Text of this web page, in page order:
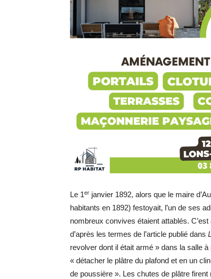
Le 1er janvier 1892, alors que le maire
habitants en 1892) festoyait, l’un de ses
nombreux convives étaient attablés.
d’après les termes de l’article publié dans
revolver dont il était armé » dans la salle
« détacher le plâtre du plafond et en un
de poussière ». Les chutes de plâtre